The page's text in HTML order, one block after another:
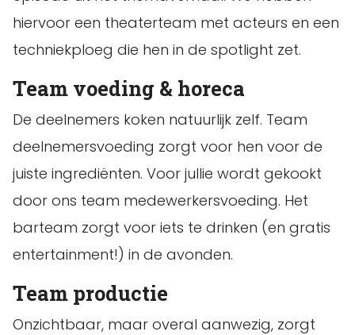
hiervoor een theaterteam met acteurs en een
techniekploeg die hen in de spotlight zet.
Team voeding & horeca
De deelnemers koken natuurlijk zelf. Team
deelnemersvoeding zorgt voor hen voor de
juiste ingrediënten. Voor jullie wordt gekookt
door ons team medewerkersvoeding. Het
barteam zorgt voor iets te drinken (en gratis
entertainment!) in de avonden.
Team productie
Onzichtbaar, maar overal aanwezig, zorgt